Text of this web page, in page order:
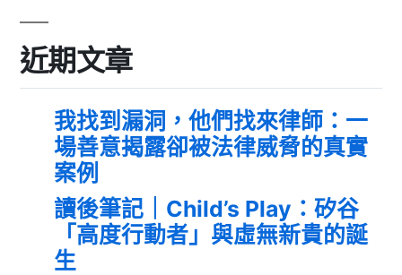
近期文章
我找到漏洞，他們找來律師：一
場善意揭露卻被法律威脅的真實
案例
讀後筆記｜Child’s Play：矽谷
「高度行動者」與虛無新貴的誕
生